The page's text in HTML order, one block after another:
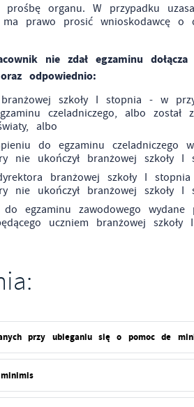
organu. W przypadku
prawo prosić wnioskodawcę
nie zdał egzaminu
odpowiednio:
szkoły I stopnia - w
czeladniczego, albo
albo
do egzaminu czeladniczego
nie ukończył branżowej
branżowej szkoły I
nie ukończył branżowej
do egzaminu zawodowego
uczniem branżowej szkoły
przy ubieganiu się o pomoc de